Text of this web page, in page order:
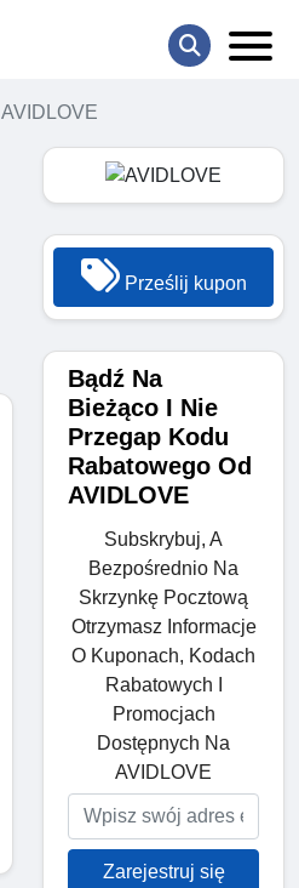
AVIDLOVE
Prześlij kupon
Bądź Na
Bieżąco I Nie
Przegap Kodu
Rabatowego Od
AVIDLOVE
Subskrybuj, A
Bezpośrednio Na
Skrzynkę Pocztową
Otrzymasz Informacje
O Kuponach, Kodach
Rabatowych I
Promocjach
Dostępnych Na
AVIDLOVE
Zarejestruj się